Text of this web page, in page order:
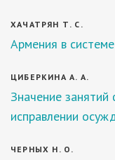
ХАЧАТРЯН Т. С.
Армения в
ЦИБЕРКИНА А. А.
Значение занятий
исправлении
ЧЕРНЫХ Н. О.